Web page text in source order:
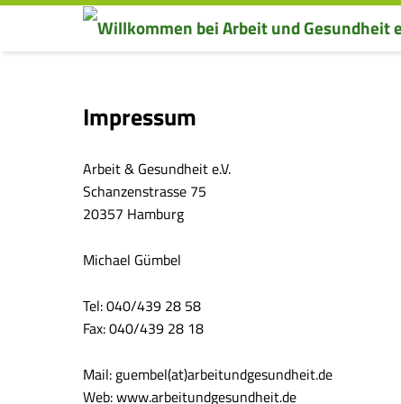
Impressum – Willkommen bei Arbeit und Gesundheit e.V.
Impressum
Arbeit & Gesundheit e.V.
Schanzenstrasse 75
20357 Hamburg
Michael Gümbel
Tel: 040/439 28 58
Fax: 040/439 28 18
Mail: guembel(at)arbeitundgesundheit.de
Web: www.arbeitundgesundheit.de